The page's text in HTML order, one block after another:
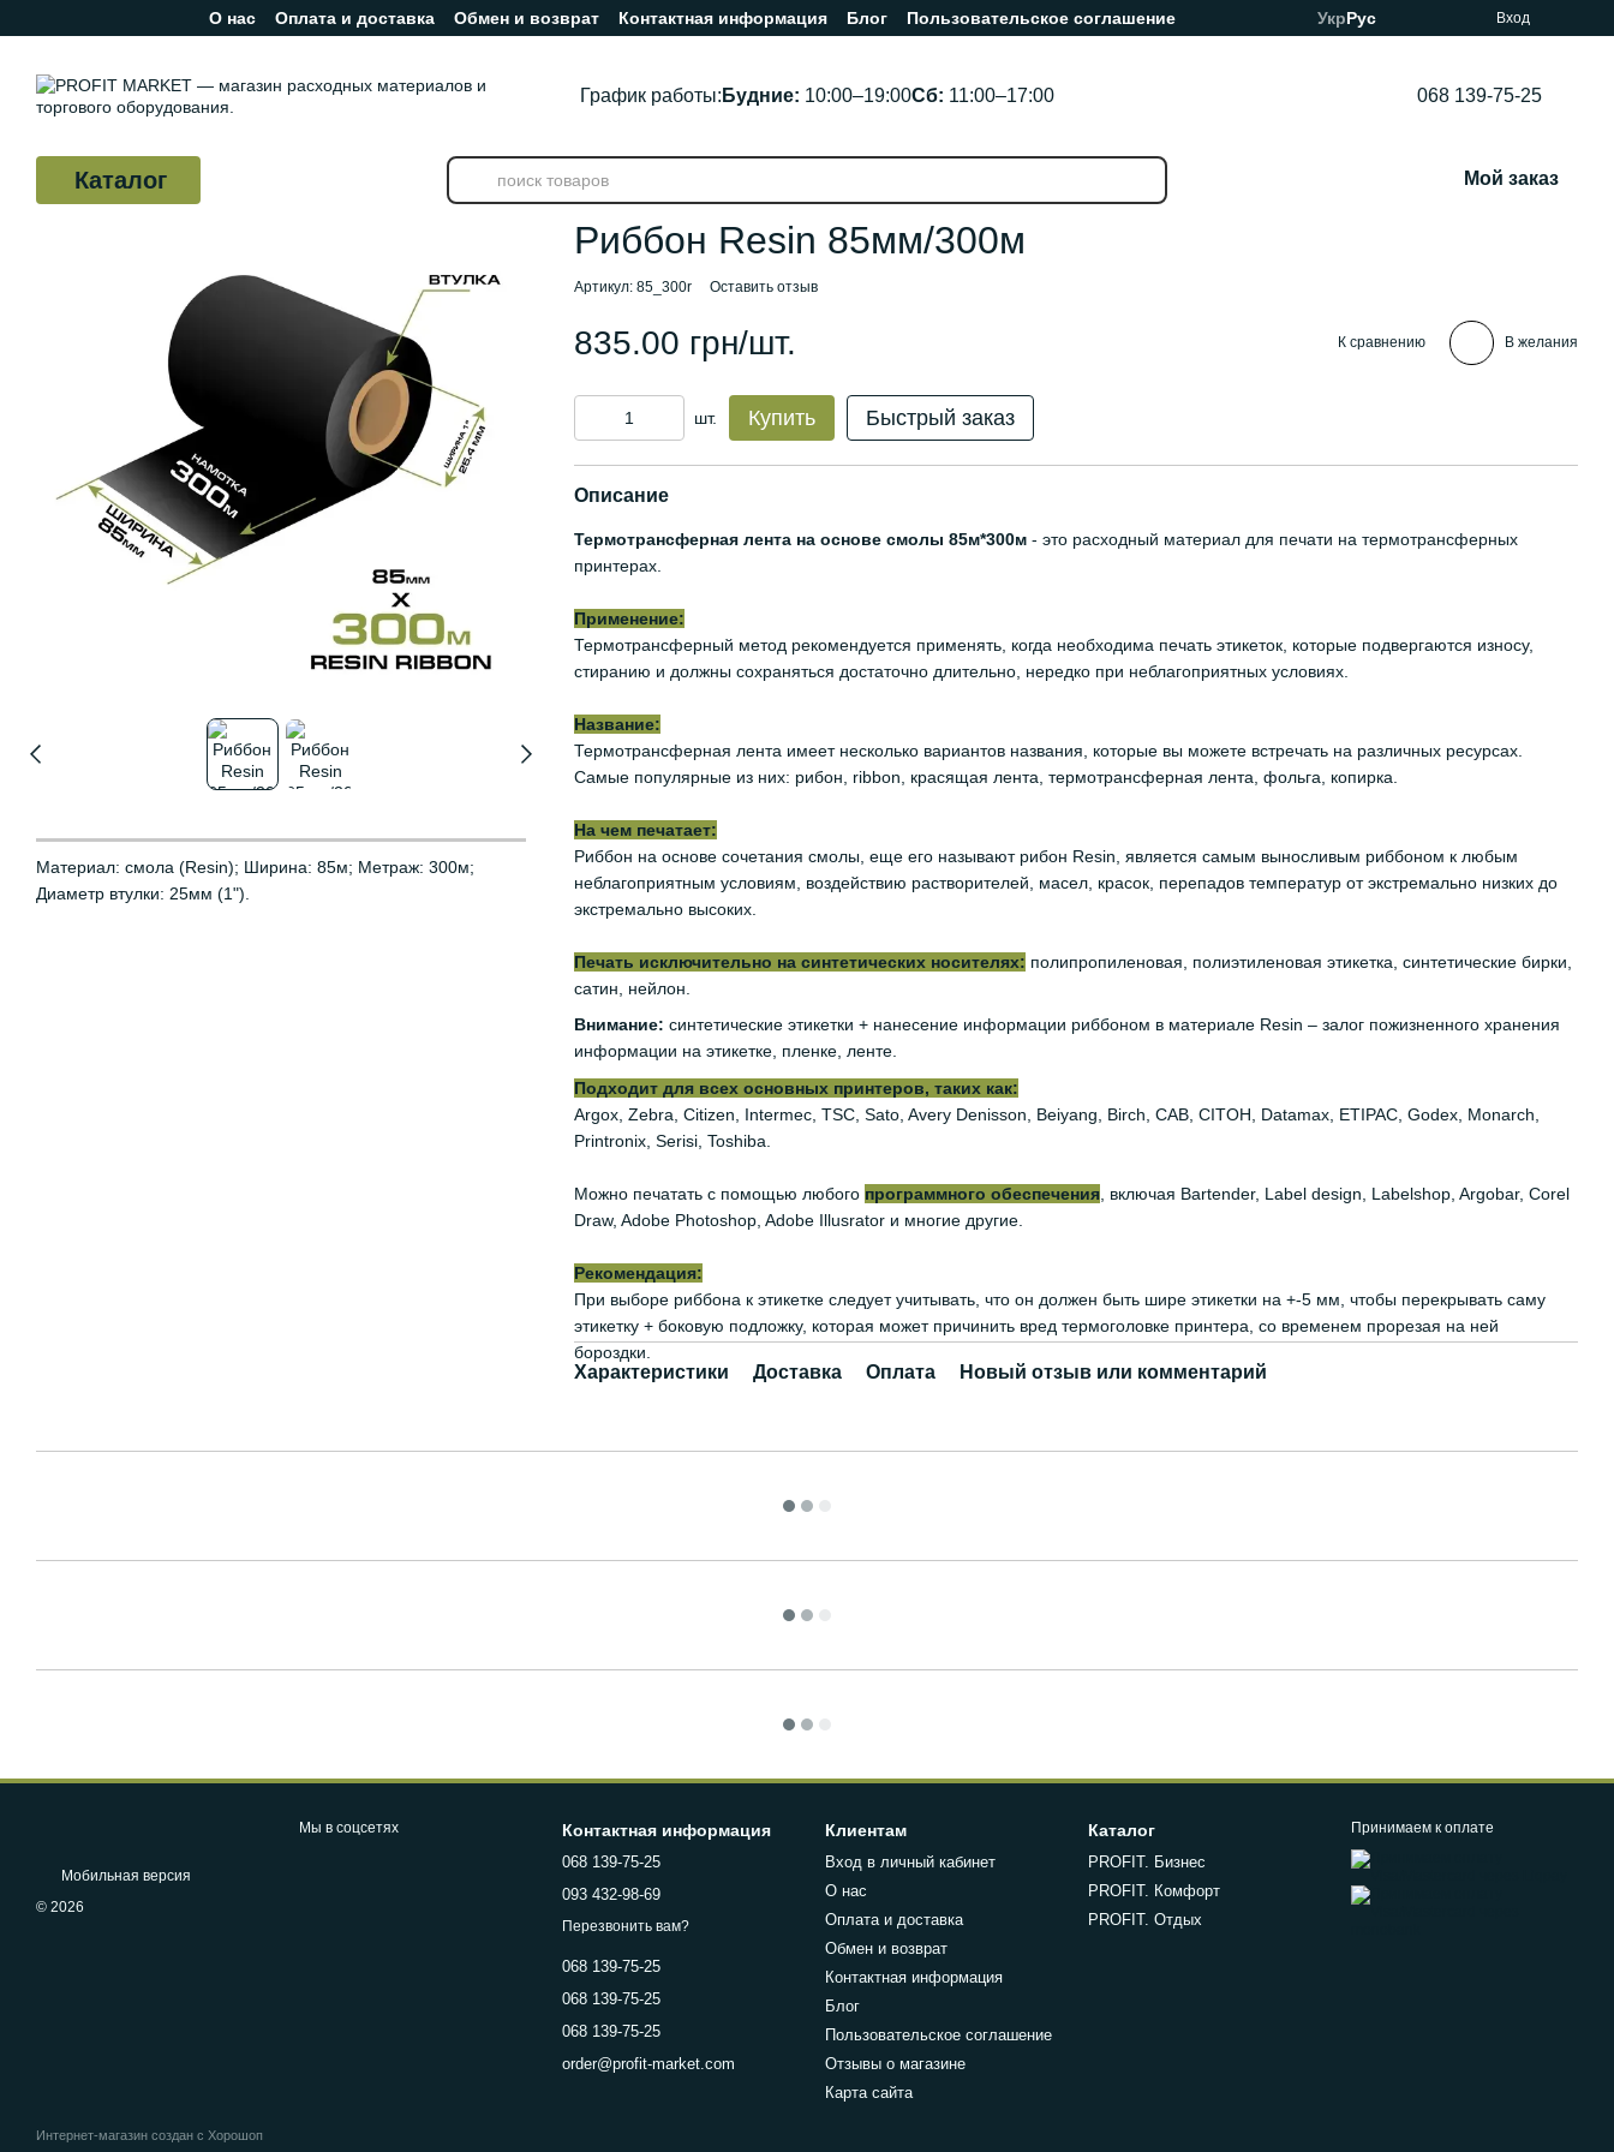
Перейти к основному контенту
О нас Оплата и доставка Обмен и возврат Контактная информация Блог
Пользовательское соглашение
Отзывы о магазине
УкрРус Вход
График работы: Будние: 10:00–19:00Сб: 11:00–17:00 068 139-75-25
Каталог Мой заказ
Материал: смола (Resin); Ширина: 85м; Метраж: 300м;
Диаметр втулки: 25мм (1").
Риббон Resin 85мм/300м
Артикул: 85_300r Оставить отзыв
835.00 грн/шт. К сравнению В желания
шт. Купить Быстрый заказ
Описание
Термотрансферная лента на основе смолы 85м*300м - это расходный материал для печати на термотрансферных
принтерах.
Применение:
Термотрансферный метод рекомендуется применять, когда необходима печать этикеток, которые подвергаются износу,
стиранию и должны сохраняться достаточно длительно, нередко при неблагоприятных условиях.
Название:
Термотрансферная лента имеет несколько вариантов названия, которые вы можете встречать на различных ресурсах.
Самые популярные из них: рибон, ribbon, красящая лента, термотрансферная лента, фольга, копирка.
На чем печатает:
Риббон ​​на основе сочетания смолы, еще его называют рибон Resin, является самым выносливым риббоном к любым
неблагоприятным условиям, воздействию растворителей, масел, красок, перепадов температур от экстремально низких до
экстремально высоких.
Печать исключительно на синтетических носителях: полипропиленовая, полиэтиленовая этикетка, синтетические бирки,
сатин, нейлон.
Внимание: синтетические этикетки + нанесение информации риббоном в материале Resin – залог пожизненного хранения
информации на этикетке, пленке, ленте.
Подходит для всех основных принтеров, таких как:
Argox, Zebra, Citizen, Intermec, TSC, Sato, Avery Denisson, Beiyang, Birch, CAB, CITOH, Datamax, ETIPAC, Godex, Monarch,
Printronix, Serisi, Toshiba.
Можно печатать с помощью любого программного обеспечения , включая Bartender, Label design, Labelshop, Argobar, Corel
Draw, Adobe Photoshop, Adobe Illusrator и многие другие.
Рекомендация:
При выборе риббона к этикетке следует учитывать, что он должен быть шире этикетки на +-5 мм, чтобы перекрывать саму
этикетку + боковую подложку, которая может причинить вред термоголовке принтера, со временем прорезая на ней
бороздки.
Характеристики Доставка Оплата Новый отзыв или комментарий
Мобильная версия
© 2026
Интернет-магазин создан с Хорошоп
Мы в соцсетях Контактная информация
068 139-75-25
093 432-98-69
Перезвонить вам?
068 139-75-25
068 139-75-25
068 139-75-25
order@profit-market.com
Клиентам
Вход в личный кабинет
О нас
Оплата и доставка
Обмен и возврат
Контактная информация
Блог
Пользовательское соглашение
Отзывы о магазине
Карта сайта
Каталог
PROFIT. Бизнес
PROFIT. Комфорт
PROFIT. Отдых
Принимаем к оплате